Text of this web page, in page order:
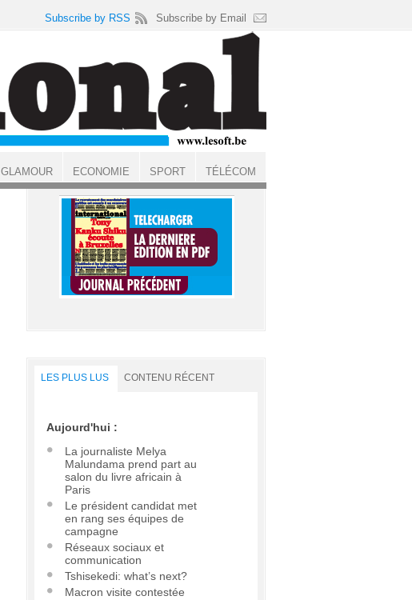
LES PLUS LUS CONTENU RÉCENT
Aujourd'hui :
La journaliste Melya
Malundama prend part au
salon du livre africain à
Paris
Le président candidat met
en rang ses équipes de
campagne
Réseaux sociaux et
communication
Tshisekedi: what’s next?
Macron visite contestée
Subscribe by RSS Subscribe by Email
GLAMOUR ECONOMIE SPORT TÉLÉCOM